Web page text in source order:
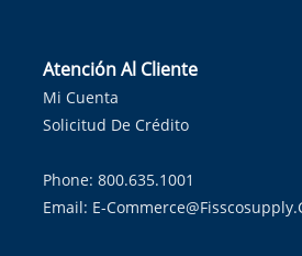
Atención Al Cliente
Mi Cuenta
Solicitud De Crédito
Phone: 800.635.1001
Email: E-